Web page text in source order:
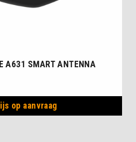
A631 SMART ANTENNA
op aanvraag